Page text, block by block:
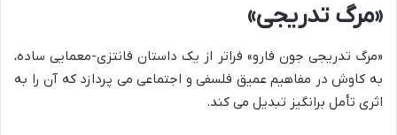
«مرگ تدریجی»
«مرگ تدریجی جون فارو» فراتر از یک داستان فانتزی-معمایی ساده،
به کاوش در مفاهیم عمیق فلسفی و اجتماعی می پردازد که آن را به
اثری تأمل برانگیز تبدیل می کند.